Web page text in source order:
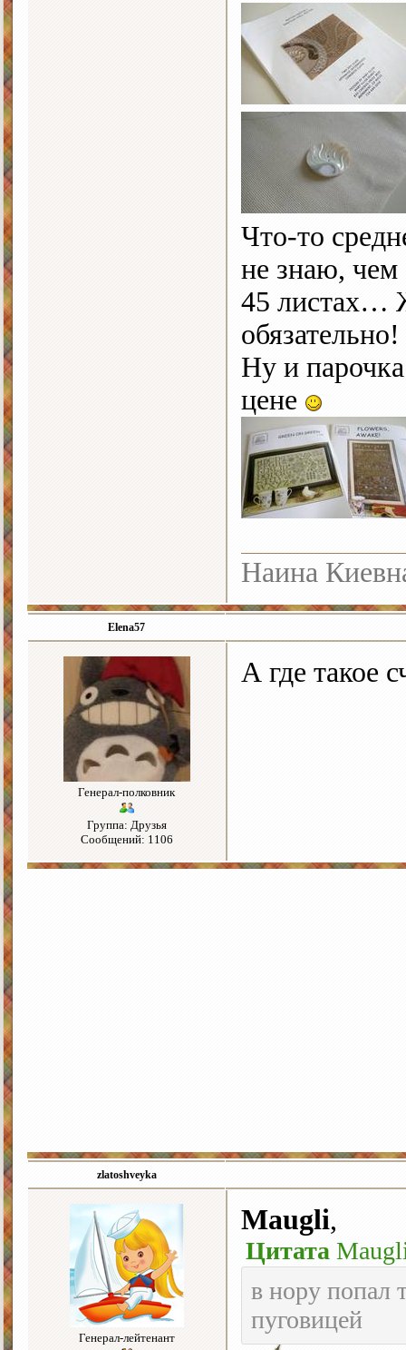
Что-то
не знаю,
45 листах…
обязательно!
Ну и
цене
Наина
Elena57
Генерал-полковник
Группа: Друзья
Сообщений: 1106
А где такое
zlatoshveyka
Генерал-лейтенант
Maugli,
Цитата
в нору попал
пуговицей